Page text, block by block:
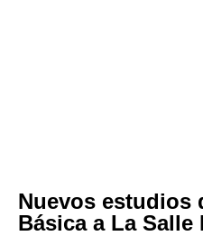
Nuevos estudios
Básica a La Salle